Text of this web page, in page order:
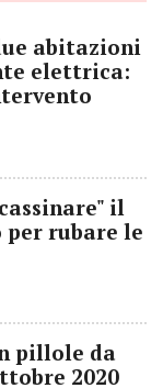
abitazioni
elettrica:
il
rubare le
pillole da
2020